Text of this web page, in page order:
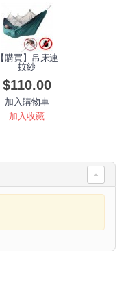
【購買】吊床連
蚊紗
$110.00
加入購物車
加入收藏